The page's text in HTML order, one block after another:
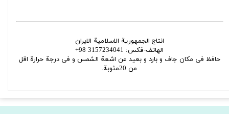
انتاج الجمهوریة الاسلامیة الایران
الهاتف-فکس: 3157234041 98+
حافظ فی مکان جاف و بارد و بعید عن اشعة الشمس و فی درجة حرارة اقل
من 20مثوبة.